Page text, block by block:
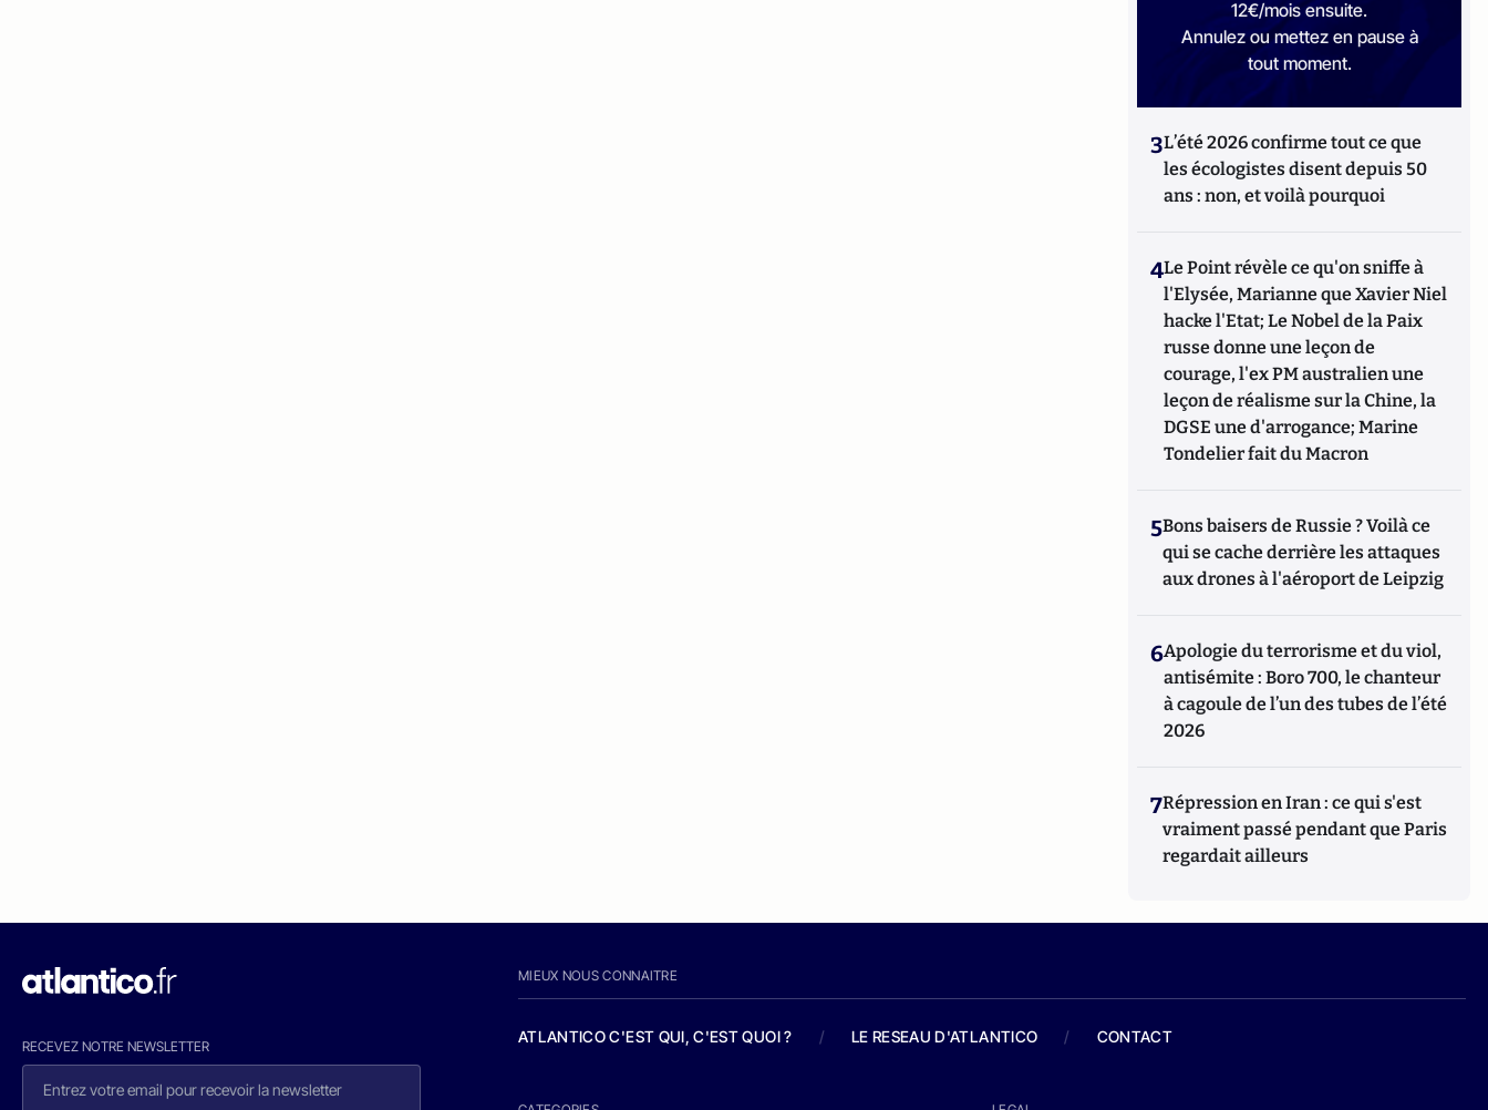
12€/mois ensuite.
Annulez ou mettez en pause à
tout moment.
3L’été 2026 confirme tout ce que
les écologistes disent depuis 50
ans : non, et voilà pourquoi
4Le Point révèle ce qu'on sniffe à
l'Elysée, Marianne que Xavier Niel
hacke l'Etat; Le Nobel de la Paix
russe donne une leçon de
courage, l'ex PM australien une
leçon de réalisme sur la Chine, la
DGSE une d'arrogance; Marine
Tondelier fait du Macron
5Bons baisers de Russie ? Voilà ce
qui se cache derrière les attaques
aux drones à l'aéroport de Leipzig
6Apologie du terrorisme et du viol,
antisémite : Boro 700, le chanteur
à cagoule de l’un des tubes de l’été
2026
7Répression en Iran : ce qui s'est
vraiment passé pendant que Paris
regardait ailleurs
RECEVEZ NOTRE NEWSLETTER
MIEUX NOUS CONNAITRE
ATLANTICO C'EST QUI, C'EST QUOI ? / LE RESEAU D'ATLANTICO / CONTACT